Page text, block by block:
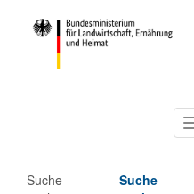
Suche
Suche